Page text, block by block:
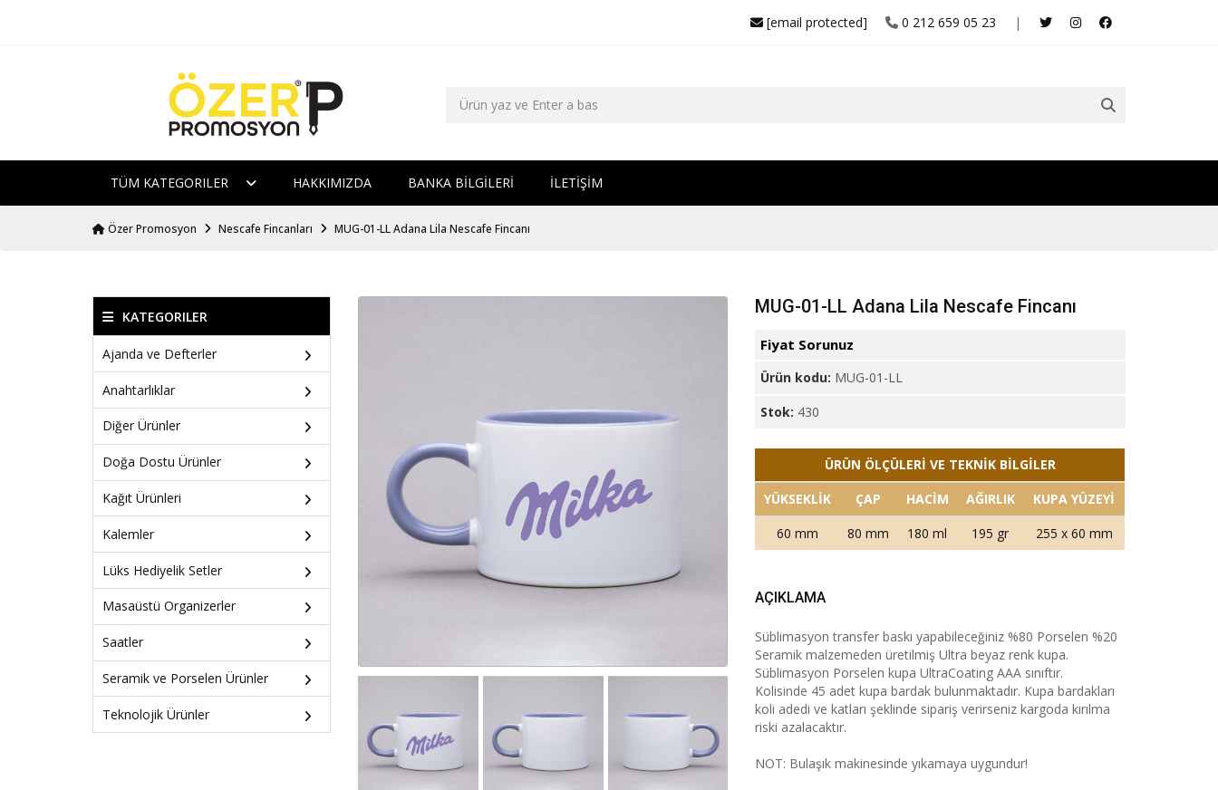
|
0 212 659 05 23
[email protected]
TÜM KATEGORILER HAKKIMIZDA BANKA BİLGİLERİ İLETİŞİM
Özer Promosyon Nescafe Fincanları MUG-01-LL Adana Lila Nescafe Fincanı
KATEGORILER
Ajanda ve Defterler
Anahtarlıklar
Diğer Ürünler
Doğa Dostu Ürünler
Kağıt Ürünleri
Kalemler
Lüks Hediyelik Setler
Masaüstü Organizerler
Saatler
Seramik ve Porselen Ürünler
Teknolojik Ürünler
MUG-01-LL Adana Lila Nescafe Fincanı
Fiyat Sorunuz
Ürün kodu: MUG-01-LL
Stok: 430
ÜRÜN ÖLÇÜLERİ VE TEKNİK BİLGİLER
YÜKSEKLİK
ÇAP HACİM AĞIRLIK
KUPA YÜZEYİ
60 mm
80 mm 180 ml 195 gr 255 x 60 mm
AÇIKLAMA
Süblimasyon transfer baskı yapabileceğiniz %80 Porselen %20
Seramik malzemeden üretilmiş Ultra beyaz renk kupa.
Süblimasyon Porselen kupa UltraCoating AAA sınıftır.
Kolisinde 45 adet kupa bardak bulunmaktadır. Kupa bardakları
koli adedi ve katları şeklinde sipariş verirseniz kargoda kırılma
riski azalacaktır.
NOT: Bulaşık makinesinde yıkamaya uygundur!